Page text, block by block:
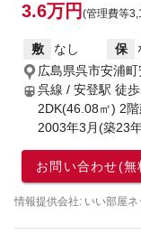
3.6万円 (管理費等
敷 なし 保
広島県呉市安浦町
呉線 / 安登駅 徒
2DK(46.08㎡) 2
2003年3月(築23
お問い合わせ(無
情報提供会社: いい部屋